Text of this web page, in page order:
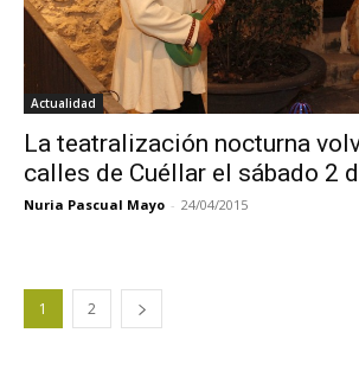
Actualidad
La teatralización nocturna
calles de Cuéllar el sábado 2
Nuria Pascual Mayo - 24/04/2015
1 2